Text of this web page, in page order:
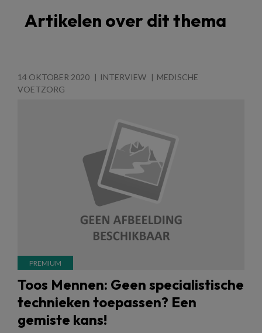
Artikelen over dit thema
14 OKTOBER 2020 INTERVIEW
MEDISCHE
VOETZORG
Toos Mennen: Geen specialistische
technieken toepassen? Een
gemiste kans!